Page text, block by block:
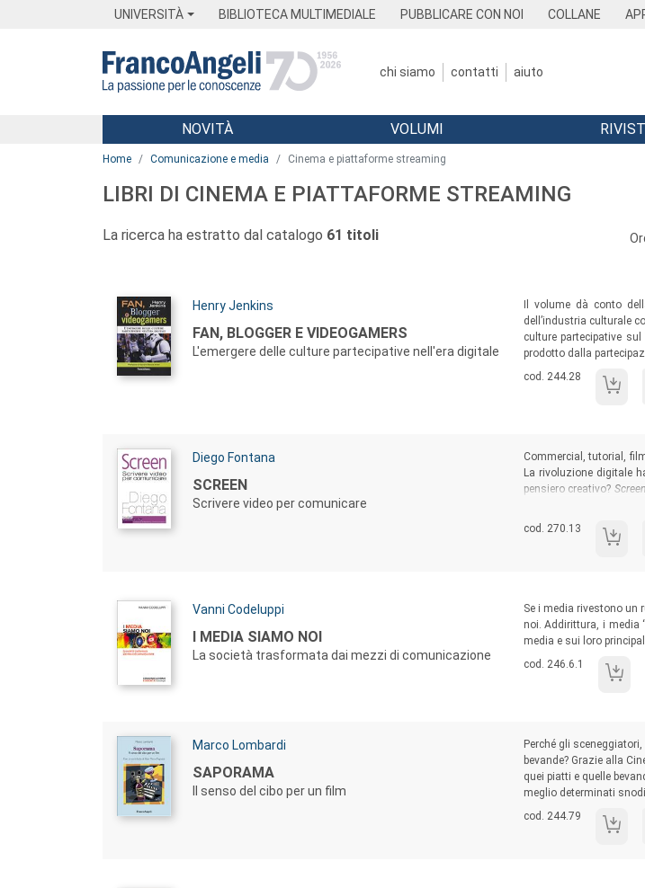
UNIVERSITÀ BIBLIOTECA MULTIMEDIALE PUBBLICARE CON NOI COLLANE
chi siamo contatti aiuto
Menu
NOVITÀ VOLUMI
Home Comunicazione e media Cinema e piattaforme streaming
LIBRI DI CINEMA E PIATTAFORME STREAMING
La ricerca ha estratto dal catalogo 61 titoli
Autori:
Henry Jenkins
Titolo:
FAN, BLOGGER E VIDEOGAMERS
L'emergere delle culture partecipative nell'era digitale
Sommario:
Il volume dà conto
dell’industria culturale
culture partecipative
prodotto dalla
Codice libro:
cod. 244.28 Fan,
Autori:
Diego Fontana
Titolo:
SCREEN
Scrivere video per comunicare
Sommario:
Commercial, tutorial,
La rivoluzione digitale
pensiero creativo?Screen
creativi, quanto per
grazie a cui
Codice libro:
cod. 270.13 Screen
Autori:
Vanni Codeluppi
Titolo:
I MEDIA SIAMO NOI
La società trasformata dai mezzi di comunicazione
Sommario:
Se i media rivestono un
noi. Addirittura, i media
media e sui loro
Codice libro:
cod. 246.6.1 I media
Autori:
Marco Lombardi
Titolo:
SAPORAMA
Il senso del cibo per un film
Sommario:
Perché gli
bevande? Grazie alla
quei piatti e quelle
meglio determinati
Codice libro:
cod. 244.79